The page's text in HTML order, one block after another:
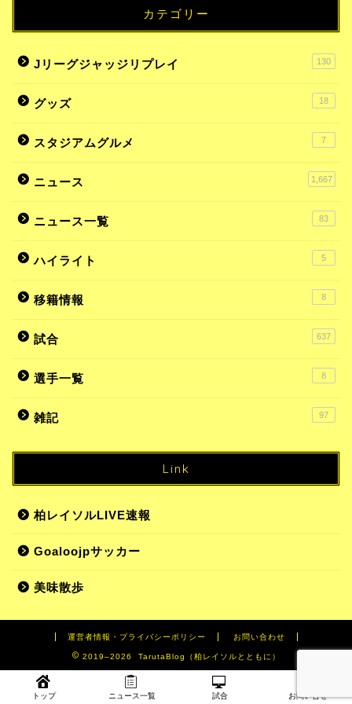
カテゴリー
Jリーグジャッジリプレイ 130
グッズ 18
スタジアムグルメ 7
ニュース 1,667
ニュース一覧 83
ハイライト 5
移籍情報 8
試合 637
選手一覧 8
雑記 97
Link
柏レイソルLIVE速報
Goaloojpサッカー
美味散歩
運営者情報・プライバシーポリシー お問い合わせ
2019–2026 TarutaBlog（柏レイソルとともに）
トップ ニュース一覧 試合 お問い合せ